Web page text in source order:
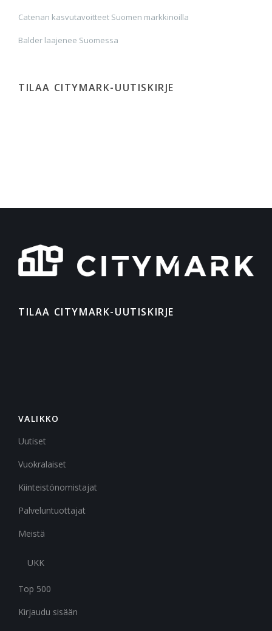
Catenan kasvutavoitteet Suomen markkinoilla
Balder laajenee Suomessa
TILAA CITYMARK-UUTISKIRJE
TILAA CITYMARK-UUTISKIRJE
VALIKKO
Uutiset
Vuokralaiset
Kiinteistönomistajat
Palveluntuottajat
Meistä
UKK
Top 500
Kirjaudu sisään